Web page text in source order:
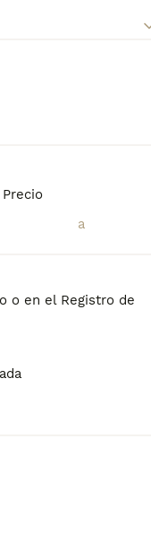
o en el Registro de
Cachorros en
guarda tu
perfecto:
y curioso, lo
otros
ser un
pelaje